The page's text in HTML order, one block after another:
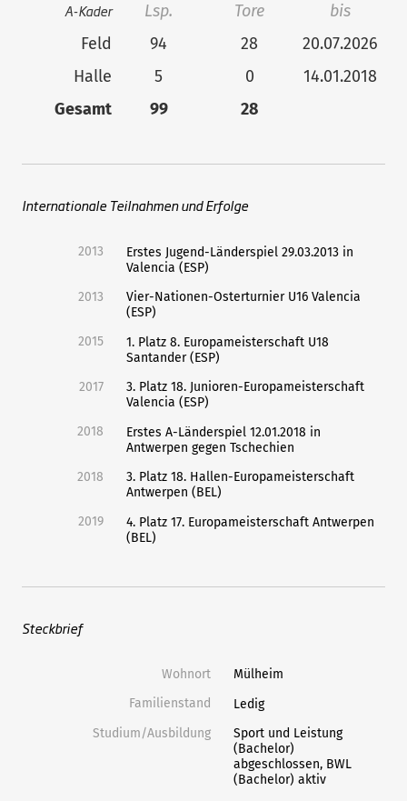
A-Kader Lsp. Tore
bis
Feld
94 28
20.07.2026
Halle
5 0
14.01.2018
Gesamt
99 28
Internationale Teilnahmen und Erfolge
2013
Erstes Jugend-Länderspiel 29.03.2013 in
Valencia (ESP)
2013
Vier-Nationen-Osterturnier U16 Valencia
(ESP)
2015
1. Platz 8. Europameisterschaft U18
Santander (ESP)
2017
3. Platz 18. Junioren-Europameisterschaft
Valencia (ESP)
2018
Erstes A-Länderspiel 12.01.2018 in
Antwerpen gegen Tschechien
2018
3. Platz 18. Hallen-Europameisterschaft
Antwerpen (BEL)
2019
4. Platz 17. Europameisterschaft Antwerpen
(BEL)
Steckbrief
Wohnort
Mülheim
Familienstand
Ledig
Studium/Ausbildung
Sport und Leistung
(Bachelor)
abgeschlossen, BWL
(Bachelor) aktiv